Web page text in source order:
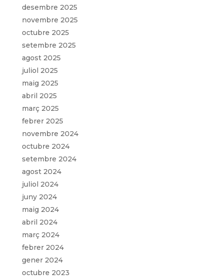
desembre 2025
novembre 2025
octubre 2025
setembre 2025
agost 2025
juliol 2025
maig 2025
abril 2025
març 2025
febrer 2025
novembre 2024
octubre 2024
setembre 2024
agost 2024
juliol 2024
juny 2024
maig 2024
abril 2024
març 2024
febrer 2024
gener 2024
octubre 2023